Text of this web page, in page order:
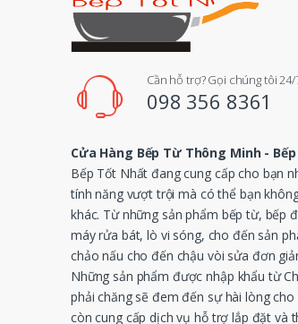
Cần hỗ trợ? Gọi chúng tôi 24/
098 356 8361
Cửa Hàng Bếp Từ Thông Minh -
Bếp Tốt Nhất đang cung cấp cho bạn
tính năng vượt trội mà có thể bạn
khác. Từ những sản phẩm bếp từ, bếp
máy rửa bát, lò vi sóng, cho đến sản
chảo nấu cho đến chậu vòi sửa đơn
Những sản phẩm được nhập khẩu từ
phải chăng sẽ đem đến sự hài lòng
còn cung cấp dịch vụ hỗ trợ lắp đặt và